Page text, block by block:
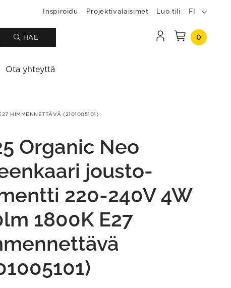
Inspiroidu Projektivalaisimet Luo tili FI
HAE 0
Ota yhteyttä
HIMMENNETTÄVÄ (2101005101)
Organic Neo
jousto-
220-240V 4W
1800K E27